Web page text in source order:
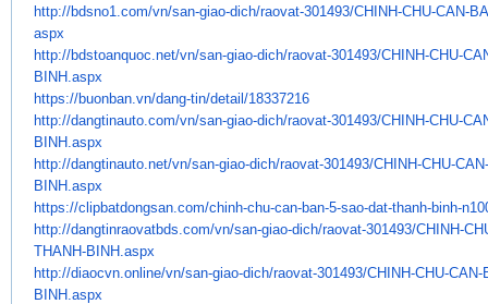
http://bdsno1.com/vn/san-giao-dich/raovat-301493/CHINH-CHU-CAN-
aspx
http://bdstoanquoc.net/vn/san-giao-dich/raovat-301493/CHINH-CHU-
BINH.aspx
https://buonban.vn/dang-tin/detail/18337216
http://dangtinauto.com/vn/san-giao-dich/raovat-301493/CHINH-CHU-
BINH.aspx
http://dangtinauto.net/vn/san-giao-dich/raovat-301493/CHINH-CHU-
BINH.aspx
https://clipbatdongsan.com/chinh-chu-can-ban-5-sao-dat-thanh-binh-
http://dangtinraovatbds.com/vn/san-giao-dich/raovat-301493/CHINH-
THANH-BINH.aspx
http://diaocvn.online/vn/san-giao-dich/raovat-301493/CHINH-CHU-CAN-
BINH.aspx